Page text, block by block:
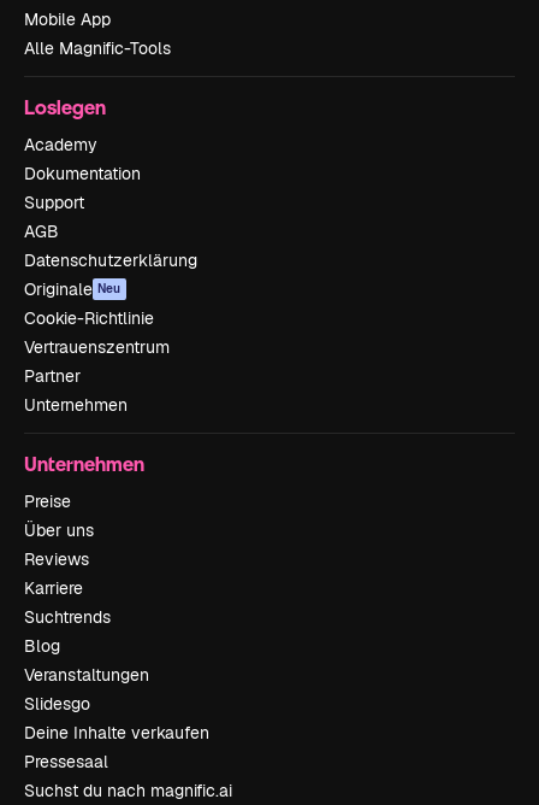
Mobile App
Alle Magnific-Tools
Loslegen
Academy
Dokumentation
Support
AGB
Datenschutzerklärung
Originale Neu
Cookie-Richtlinie
Vertrauenszentrum
Partner
Unternehmen
Unternehmen
Preise
Über uns
Reviews
Karriere
Suchtrends
Blog
Veranstaltungen
Slidesgo
Deine Inhalte verkaufen
Pressesaal
Suchst du nach magnific.ai